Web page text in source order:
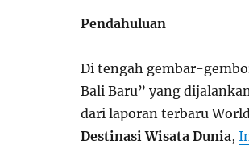
Pendahuluan
Di tengah gembar-
Bali Baru” yang
dari laporan terbaru
Destinasi Wisata Dunia,